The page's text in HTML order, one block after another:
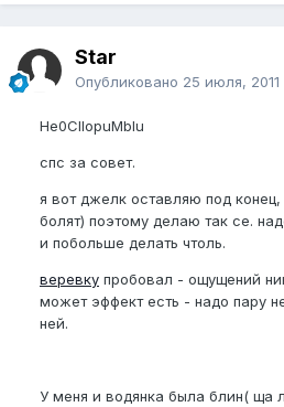
Star
Опубликовано 25 июля, 2011
He0CIIopuMbIu
cпс за совет.
я вот джелк оставляю под
болят) поэтому делаю так се.
и побольше делать чтоль.
веревку пробовал - ощущений
может эффект есть - надо пару
ней.
У меня и водянка была блин( ща